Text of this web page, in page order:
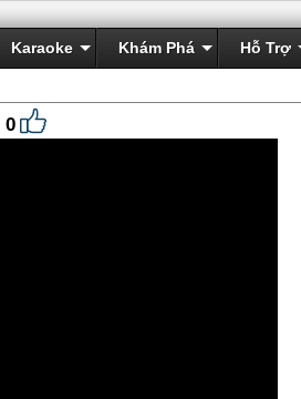
Karaoke Khám Phá Hỗ Trợ
0